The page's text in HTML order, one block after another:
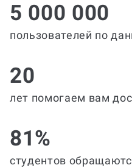
5 000 000
пользователей по
20
лет помогаем вам
81%
студентов